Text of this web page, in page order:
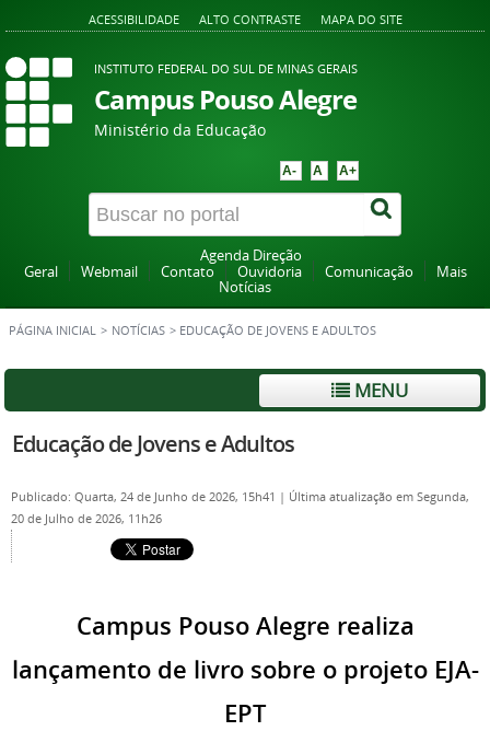
ACESSIBILIDADE ALTO CONTRASTE MAPA DO SITE
INSTITUTO FEDERAL DO SUL DE MINAS GERAIS
Campus Pouso Alegre
Ministério da Educação
A- A A+
Agenda Direção
Geral
Webmail Contato Ouvidoria Comunicação
Mais
Notícias
PÁGINA INICIAL > NOTÍCIAS > EDUCAÇÃO DE JOVENS E ADULTOS
MENU
Educação de Jovens e Adultos
Publicado: Quarta, 24 de Junho de 2026, 15h41 | Última atualização em Segunda,
20 de Julho de 2026, 11h26
Campus Pouso Alegre realiza
lançamento de livro sobre o projeto EJA-
EPT